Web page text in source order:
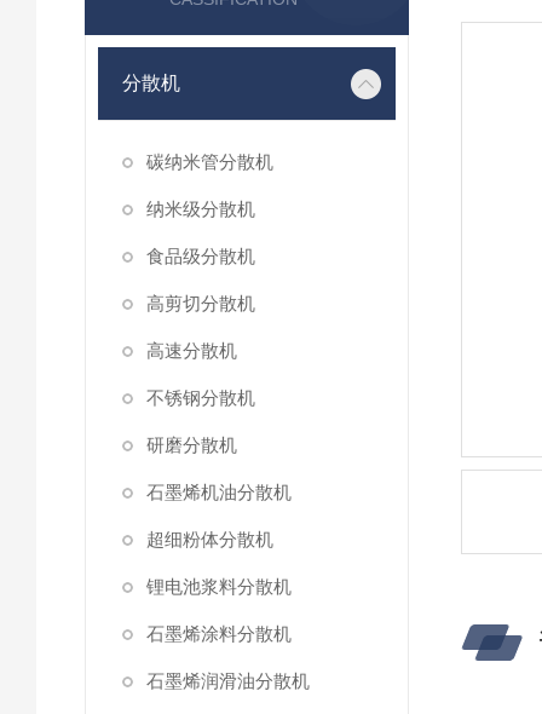
分散机
碳纳米管分散机
纳米级分散机
食品级分散机
高剪切分散机
高速分散机
不锈钢分散机
研磨分散机
石墨烯机油分散机
超细粉体分散机
锂电池浆料分散机
石墨烯涂料分散机
石墨烯润滑油分散机